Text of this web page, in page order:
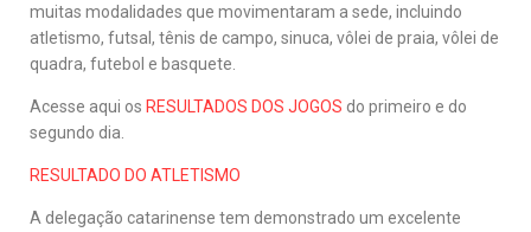
muitas modalidades que movimentaram a sede, incluindo
atletismo, futsal, tênis de campo, sinuca, vôlei de praia, vôlei de
quadra, futebol e basquete.
Acesse aqui os RESULTADOS DOS JOGOS do primeiro e do
segundo dia.
RESULTADO DO ATLETISMO
A delegação catarinense tem demonstrado um excelente